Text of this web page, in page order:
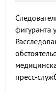
фигуранта
пресс-